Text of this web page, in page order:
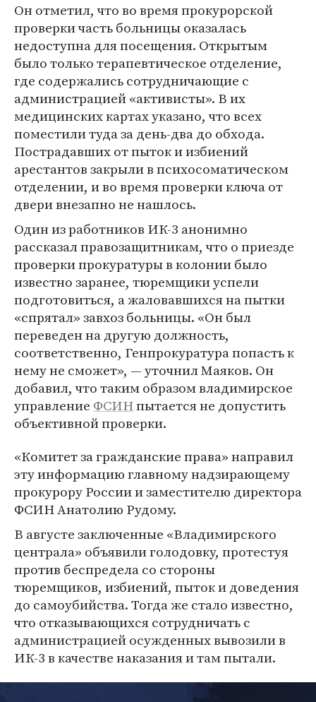
Он отметил, что во время прокурорской
проверки часть больницы оказалась
недоступна для посещения. Открытым
было только терапевтическое отделение,
где содержались сотрудничающие с
администрацией «активисты». В их
медицинских картах указано, что всех
поместили туда за день-два до обхода.
Пострадавших от пыток и избиений
арестантов закрыли в психосоматическом
отделении, и во время проверки ключа от
двери внезапно не нашлось.
Один из работников ИК-3 анонимно
рассказал правозащитникам, что о приезде
проверки прокуратуры в колонии было
известно заранее, тюремщики успели
подготовиться, а жаловавшихся на пытки
«спрятал» завхоз больницы. «Он был
переведен на другую должность,
соответственно, Генпрокуратура попасть к
нему не сможет», — уточнил Маяков. Он
добавил, что таким образом владимирское
управление ФСИНпытается не допустить
объективной проверки.
«Комитет за гражданские права» направил
эту информацию главному надзирающему
прокурору России и заместителю директора
ФСИН Анатолию Рудому.
В августе заключенные «Владимирского
централа» объявили голодовку, протестуя
против беспредела со стороны
тюремщиков, избиений, пыток и доведения
до самоубийства. Тогда же стало известно,
что отказывающихся сотрудничать с
администрацией осужденных вывозили в
ИК-3 в качестве наказания и там пытали.